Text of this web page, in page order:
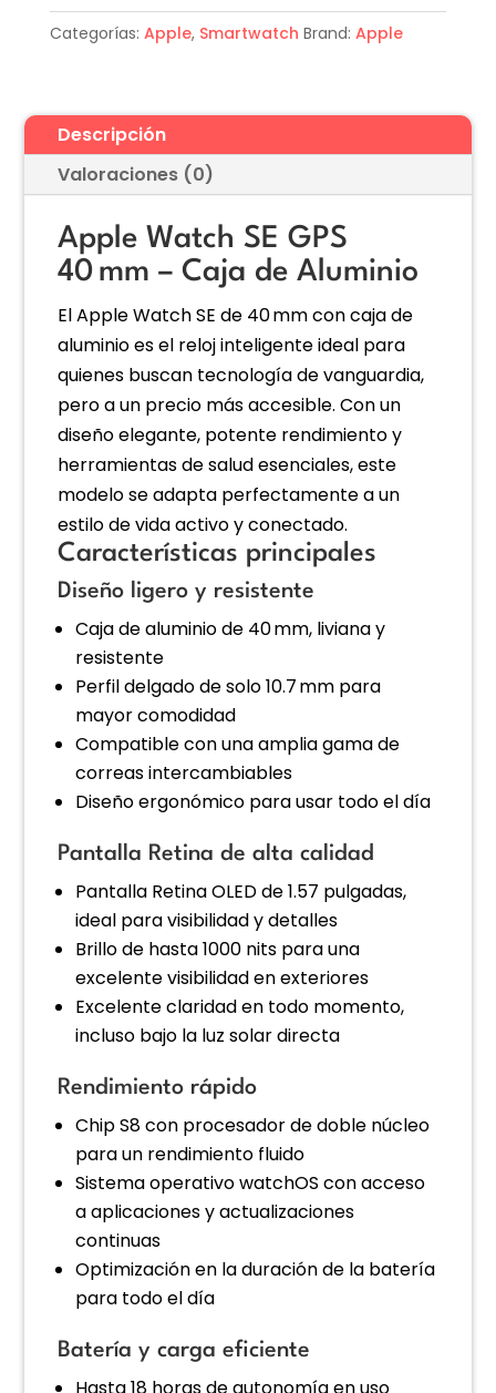
cantidad
Categorías: Apple, Smartwatch Brand: Apple
Descripción
Valoraciones (0)
Apple Watch SE GPS
40 mm – Caja de Aluminio
El Apple Watch SE de 40 mm con caja de
aluminio es el reloj inteligente ideal para
quienes buscan tecnología de vanguardia,
pero a un precio más accesible. Con un
diseño elegante, potente rendimiento y
herramientas de salud esenciales, este
modelo se adapta perfectamente a un
estilo de vida activo y conectado.
Características principales
Diseño ligero y resistente
Caja de aluminio de 40 mm, liviana y
resistente
Perfil delgado de solo 10.7 mm para
mayor comodidad
Compatible con una amplia gama de
correas intercambiables
Diseño ergonómico para usar todo el día
Pantalla Retina de alta calidad
Pantalla Retina OLED de 1.57 pulgadas,
ideal para visibilidad y detalles
Brillo de hasta 1000 nits para una
excelente visibilidad en exteriores
Excelente claridad en todo momento,
incluso bajo la luz solar directa
Rendimiento rápido
Chip S8 con procesador de doble núcleo
para un rendimiento fluido
Sistema operativo watchOS con acceso
a aplicaciones y actualizaciones
continuas
Optimización en la duración de la batería
para todo el día
Batería y carga eficiente